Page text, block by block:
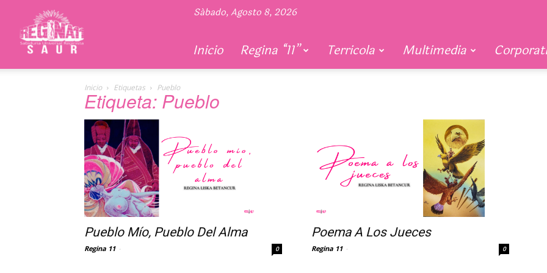
Sábado, Agosto 8, 2026
Inicio Regina “11” Terricola Multimedia
Inicio Etiquetas Pueblo
Etiqueta: Pueblo
Pueblo Mío, Pueblo Del Alma
Regina 11 0
Poema A Los Jueces
Regina 11 0